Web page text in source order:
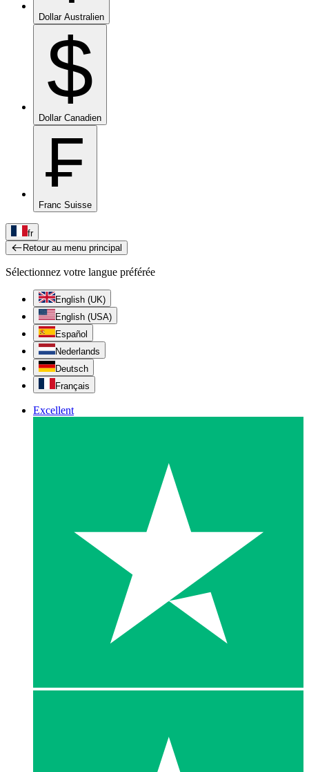
Dollar Australien
$
Dollar Canadien
₣
Franc Suisse
fr
Retour au menu principal
Sélectionnez votre langue préférée
English (UK)
English (USA)
Español
Nederlands
Deutsch
Français
Excellent